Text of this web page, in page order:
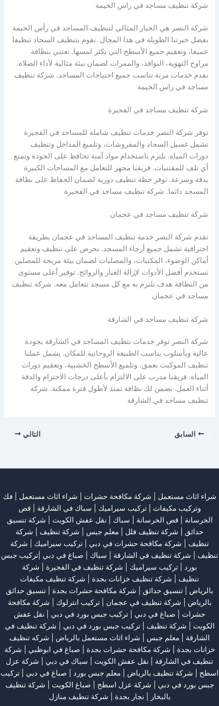
شركة تنظيف مساجد في راس الخيمة
شركة النصر هي الخيار المثالي لتنظيف المساجد في رأس الخيمة
بفضل خبرتنا الطويلة في هذا المجال. نقوم بتنظيف السجاد تنظيفا
عميقا، وتعقيم جميع الأسطح التي يكثر لمسها. نعتني بنظافة
مراوح التهوية، النوافذ، والممرات لضمان بيئة مثالية لأداء الصلاة.
نقدم خدمات مرنة تناسب جميع احتياجات المساجد. شركة تنظيف
مساجد في راس الخيمة
شركة تنظيف مساجد في الفجيرة
توفر شركة النصر خدمات تنظيف شاملة للمساجد في الفجيرة
تشمل غسيل السجاد والمفروشات، وتلميع المداخل وتنظيف
دورات المياه. نلتزم باستخدام مواد آمنة تحافظ على الجودة وتمنع
أي تلف للمقتنيات. فريقنا مجهز للتعامل مع المساحات الكبيرة
بدقة وسرعة. نوفر خطة تنظيف دورية لضمان الحفاظ على نظافة
المسجد دائما. شركة تنظيف مساجد في الفجيرة
شركة تنظيف مساجد في عجمان
تقدم شركة النصر خدمة تنظيف المساجد في عجمان بطريقة
احترافية تشمل جميع أرجاء المسجد. نحرص على تنظيف وتعقيم
أماكن الوضوء، المكتبات، والمصليات لضمان بيئة مريحة للمصلين.
نستخدم أفضل الأدوات لإزالة الغبار والروائح. توفير أعلى مستوى
من النظافة هدف نلتزم به مع كل مسجد نتعامل معه. شركة تنظيف
مساجد في عجمان
شركة تنظيف مساجد في الشارقة
شركة النصر توفر خدمات تنظيف المساجد في الشارقة بجودة
عالية وبأسلوب يناسب الطبيعة الروحانية للمكان. يشمل عملنا
تنظيف الموكيت بعمق، وتلميع الأسطح الخشبية، وتعقيم دورات
المياه. فريقنا مدرب على الالتزام بأعلى درجات الاحترام والدقة
أثناء العمل. نضمن لك نظافة تمتد لأطول فترة ممكنة. شركة
تنظيف مساجد في الشارقة
السابق التالي
شراء اثاث مستعمل شركة مكافحة حشرات شراء اثاث مستعمل
فك
وتركيب مكيفات | تركيب سيراميك | سباك في الشارقة
قص
الخرسانة | قص الخرسانة | سباك نقل عفش الكويت
شركة تنسيق
حدائق
شركة تنظيف فلل معلم جبس شركة تنظيف
شركة
تنظيف
شركة مكافحة حشرات في دبي تركيب سيراميك
شركة
تنظيف
شركة تنظيف في الشارقة | سباك | صباغ في دبي |تركيب جبس
بورد | تركيب سيراميك شركة تنظيف في الفجيرة
شركة
تنظيف
شركة تنظيف خزانات بجدة
شركة تنظيف مكيفات
بالرياض
تنسيق حدائق شركة مكافحة حشرات بجدة
تنسيق حدائق
بالرياض
شركة تنظيف في عجمان | تركيب انترلوك | شركة مكافحة
حشرات
صباغ في دبي تركيب جبس بورد في دبي
نقل عفش
الكويت
شركة تنظيف |تركيب جبس بورد في دبي
شركة تنظيف في
الشارقة
معلم جبس شراء اثاث مستعمل بالرياض
شركه تنظيف
خزانات بجدة
شركة مكافحة حشرات بجدة صباغ في ابوظبي
شركة
تنظيف في الشارقة
نقل عفش الكويت | سباك في دبي | شركة عزل
اسطح
شركة تنظيف بالرياض معلم جبس بورد صباغ في دبي
تركيب
جبس بورد في دبي
شركة عزل اسطح صباغ الكويت
شركة تنظيف
بالبخار
نجار بجدة شركة تنظيف منازل